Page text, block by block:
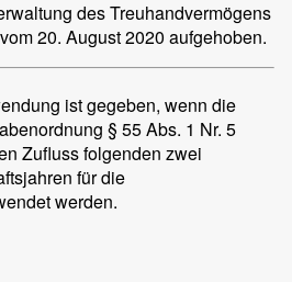
des Treuhandvermögens
20. August 2020 aufgehoben.
ist gegeben, wenn die
§ 55 Abs. 1 Nr. 5
Zufluss folgenden zwei
für die
werden.